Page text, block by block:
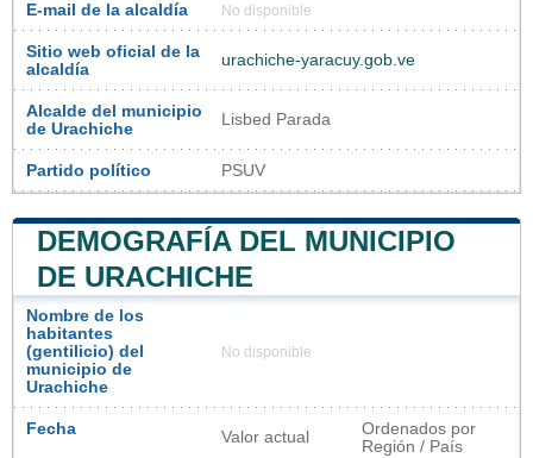
E-mail de la alcaldía No disponible
Sitio web oficial de la
alcaldía
urachiche-yaracuy.gob.ve
Alcalde del municipio
de Urachiche
Lisbed Parada
Partido político PSUV
DEMOGRAFÍA DEL MUNICIPIO
DE URACHICHE
Nombre de los
habitantes
(gentilicio) del
municipio de
Urachiche
No disponible
Fecha Valor actual
Ordenados por
Región / País